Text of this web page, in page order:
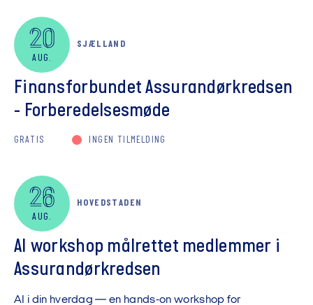
20
AUG.
SJÆLLAND
Finansforbundet Assurandørkredsen
- Forberedelsesmøde
GRATIS INGEN TILMELDING
26
AUG.
HOVEDSTADEN
AI workshop målrettet medlemmer i
Assurandørkredsen
AI i din hverdag — en hands-on workshop for